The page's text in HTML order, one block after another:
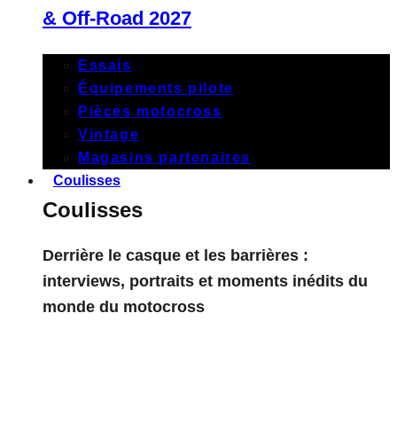
& Off-Road 2027
Essais
Équipements pilote
Pièces motocross
Vintage
Magasins partenaires
Coulisses
Coulisses
Derrière le casque et les barrières :
interviews, portraits et moments inédits du
monde du motocross